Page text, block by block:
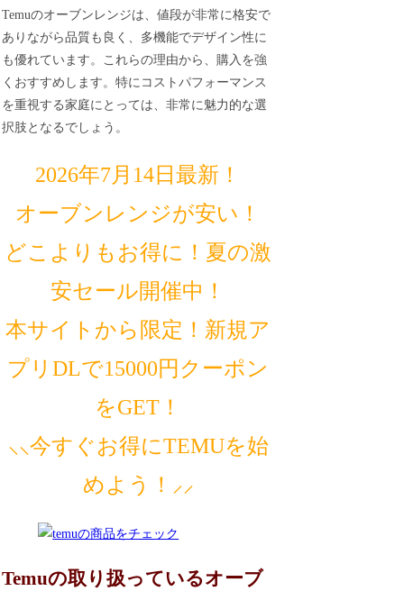
Temuのオーブンレンジは、値段が非常に格安で
ありながら品質も良く、多機能でデザイン性に
も優れています。これらの理由から、購入を強
くおすすめします。特にコストパフォーマンス
を重視する家庭にとっては、非常に魅力的な選
択肢となるでしょう。
2026年7月14日最新！
オーブンレンジが安い！
どこよりもお得に！夏の激
安セール開催中！
本サイトから限定！新規ア
プリDLで15000円クーポン
をGET！
⸜⸜今すぐお得にTEMUを始
めよう！⸝⸝
Temuの取り扱っているオーブ